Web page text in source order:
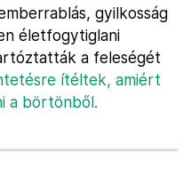
gyilkosság
életfogytiglani
a feleségét
ítéltek, amiért
a börtönből.